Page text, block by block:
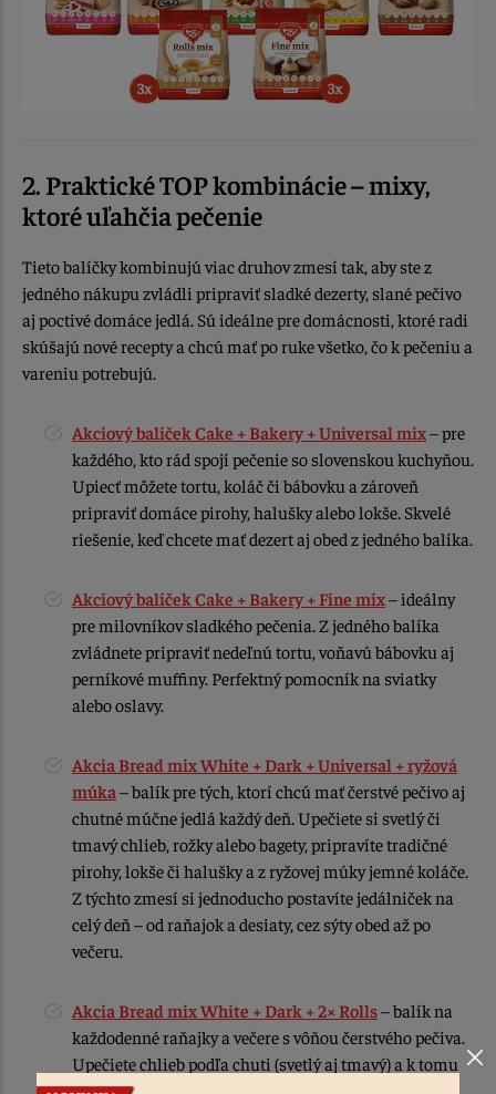
2. Praktické TOP kombinácie– mixy,
ktoré uľahčia pečenie
Tieto balíčky kombinujú viac druhov zmesí tak, aby ste z
jedného nákupu zvládli pripraviť sladké dezerty, slané pečivo
aj poctivé domáce jedlá. Sú ideálne pre domácnosti, ktoré radi
skúšajú nové recepty a chcú mať po ruke všetko, čo k pečeniu a
vareniu potrebujú.
Akciový balíček Cake + Bakery + Universal mix– pre
každého, kto rád spojí pečenie so slovenskou kuchyňou.
Upiecť môžete tortu, koláč či bábovku a zároveň
pripraviť domáce pirohy, halušky alebo lokše. Skvelé
riešenie, keď chcete mať dezert aj obed z jedného balíka.
Akciový balíček Cake + Bakery + Fine mix– ideálny
pre milovníkov sladkého pečenia. Z jedného balíka
zvládnete pripraviť nedeľnú tortu, voňavú bábovku aj
perníkové muffiny. Perfektný pomocník na sviatky
alebo oslavy.
Akcia Bread mix White + Dark + Universal + ryžová
múka – balík pre tých, ktorí chcú mať čerstvé pečivo aj
chutné múčne jedlá každý deň. Upečiete si svetlý či
tmavý chlieb, rožky alebo bagety, pripravíte tradičné
pirohy, lokše či halušky a z ryžovej múky jemné koláče.
Z týchto zmesí si jednoducho postavíte jedálniček na
celý deň – od raňajok a desiaty, cez sýty obed až po
večeru.
Akcia Bread mix White + Dark + 2× Rolls– balík na
každodenné raňajky a večere s vôňou čerstvého pečiva.
Upečiete chlieb podľa chuti (svetlý aj tmavý) a k tomu
mäkké rožky, bagety či ciabatty na desiatu alebo k